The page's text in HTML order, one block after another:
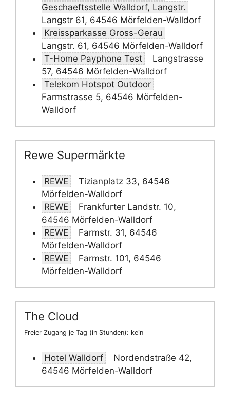
Geschaeftsstelle Walldorf, Langstr.
Langstr 61, 64546 Mörfelden-Walldorf
Kreissparkasse Gross-Gerau
Langstr. 61, 64546 Mörfelden-Walldorf
T-Home Payphone Test
Langstrasse
57, 64546 Mörfelden-Walldorf
Telekom Hotspot Outdoor
Farmstrasse 5, 64546 Mörfelden-
Walldorf
Rewe Supermärkte
REWE
Tizianplatz 33, 64546
Mörfelden-Walldorf
REWE
Frankfurter Landstr. 10,
64546 Mörfelden-Walldorf
REWE
Farmstr. 31, 64546
Mörfelden-Walldorf
REWE
Farmstr. 101, 64546
Mörfelden-Walldorf
The Cloud
Freier Zugang je Tag (in Stunden): kein
Hotel Walldorf
Nordendstraße 42,
64546 Mörfelden-Walldorf